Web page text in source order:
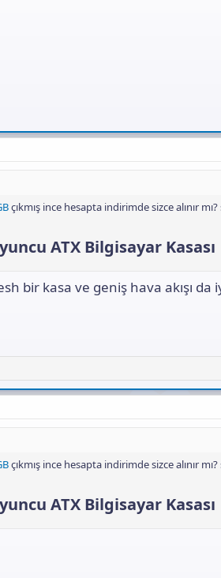
çıkmış ince hesapta indirimde sizce alınır
ATX Bilgisayar Kasası​
bir kasa ve geniş hava akışı da
çıkmış ince hesapta indirimde sizce alınır
ATX Bilgisayar Kasası​